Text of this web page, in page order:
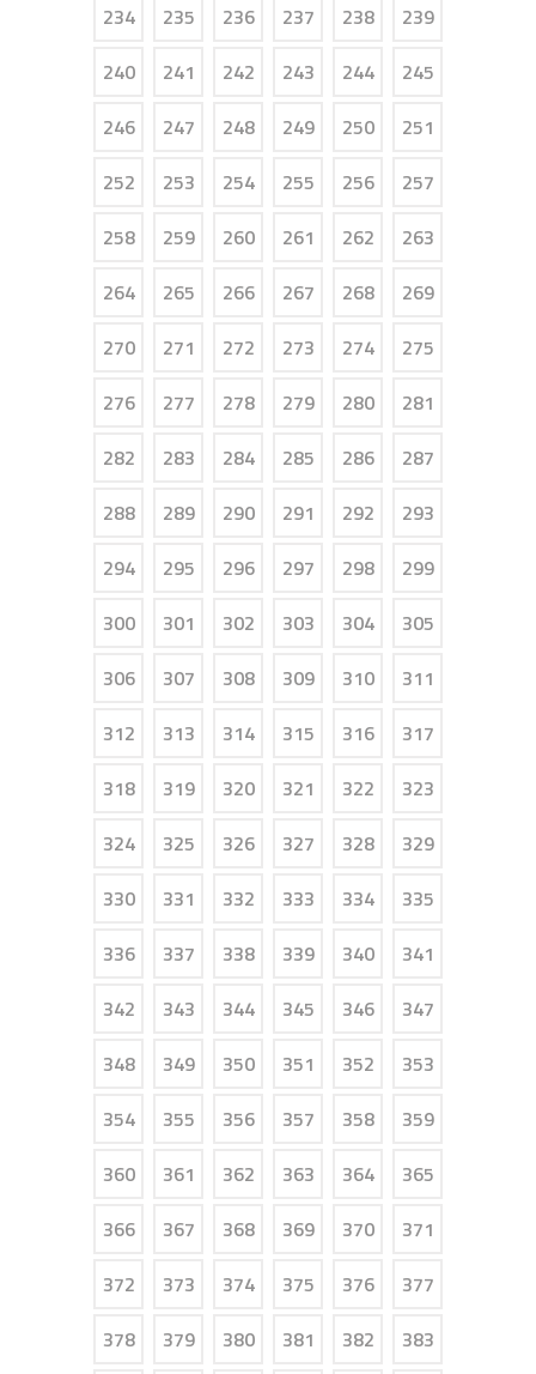
234
235 236 237 238
239
240
241 242 243 244
245
246
247 248 249 250
251
252
253 254 255 256
257
258
259 260 261 262
263
264
265 266 267 268
269
270
271 272 273 274
275
276
277 278 279 280
281
282
283 284 285 286
287
288
289 290 291 292
293
294
295 296 297 298
299
300
301 302 303 304
305
306
307 308 309 310
311
312
313 314 315 316
317
318
319 320 321 322
323
324
325 326 327 328
329
330
331 332 333 334
335
336
337 338 339 340
341
342
343 344 345 346
347
348
349 350 351 352
353
354
355 356 357 358
359
360
361 362 363 364
365
366
367 368 369 370
371
372
373 374 375 376
377
378
379 380 381 382 383